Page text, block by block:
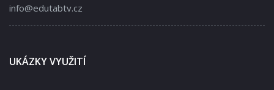
info@edutabtv.cz
UKÁZKY VYUŽITÍ